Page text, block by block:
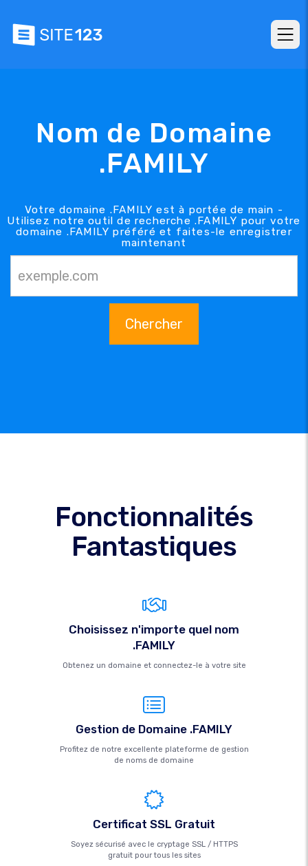
Nom de Domaine
.FAMILY
Votre domaine .FAMILY est à portée de main -
Utilisez notre outil de recherche .FAMILY pour votre
domaine .FAMILY préféré et faites-le enregistrer
maintenant
Chercher
Fonctionnalités
Fantastiques
Choisissez n'importe quel nom
.FAMILY
Obtenez un domaine et connectez-le à votre site
Gestion de Domaine .FAMILY
Profitez de notre excellente plateforme de gestion
de noms de domaine
Certificat SSL Gratuit
Soyez sécurisé avec le cryptage SSL / HTTPS
gratuit pour tous les sites